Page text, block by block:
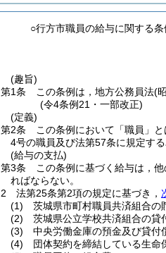
○行方市職員の給与に関する条
(趣旨)
第1条
この条例は，地方公務員法(
(令4条例21・一部改正)
(定義)
第2条
この条例において「職員」
4号の職員及び法第57条に規定す
(給与の支払)
第3条
この条例に基づく給与は，
ればならない。
2
法第25条第2項の規定に基づき，
(1)
茨城県市町村職員共済組合の
(2)
茨城県公立学校共済組合の貸
(3)
中央労働金庫の預金及び貸付
(4)
団体契約を締結している生命